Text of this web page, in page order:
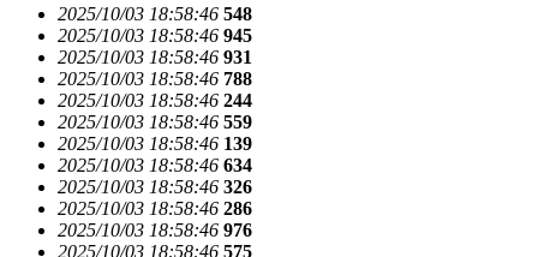
2025/10/03 18:58:46 548
2025/10/03 18:58:46 945
2025/10/03 18:58:46 931
2025/10/03 18:58:46 788
2025/10/03 18:58:46 244
2025/10/03 18:58:46 559
2025/10/03 18:58:46 139
2025/10/03 18:58:46 634
2025/10/03 18:58:46 326
2025/10/03 18:58:46 286
2025/10/03 18:58:46 976
2025/10/03 18:58:46 575